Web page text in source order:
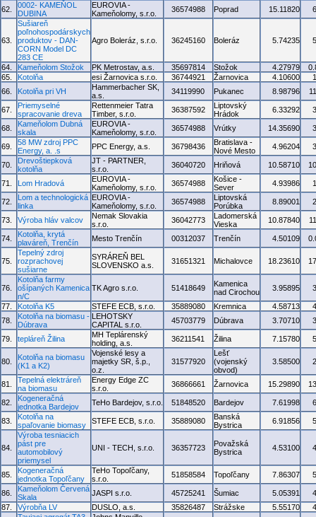
62.
0002- KAMEŇOL
DUBINA
EUROVIA -
Kameňolomy, s.r.o.
36574988 Poprad 15.11820
63.
Sušiareň
poľnohospodárskych
produktov - DAN-
CORN Model DC
283 CE
Agro Boleráz, s.r.o. 36245160 Boleráz 5.74235
64. Kameňolom Stožok PK Metrostav, a.s. 35697814 Stožok 4.27979
65.
Kotolňa esi Žarnovica s.r.o. 36744921 Žarnovica 4.10600
66.
Kotolňa pri VH
Hammerbacher SK,
a.s.
34119990 Pukanec 8.98796
67.
Priemyselné
spracovanie dreva
Rettenmeier Tatra
Timber, s.r.o.
36387592
Liptovský
Hrádok
6.33292
68.
Kameňolom Dubná
skala
EUROVIA -
Kameňolomy, s.r.o.
36574988 Vrútky 14.35690
69.
58 MW zdroj PPC
Energy, a. .s
PPC Energy, a.s. 36798436
Bratislava -
Nové Mesto
4.96204
70.
Drevoštiepková
kotolňa
JT - PARTNER,
s.r.o.
36040720 Hriňová 10.58710
71. Lom Hradová
EUROVIA -
Kameňolomy, s.r.o.
36574988
Košice -
Sever
4.93986
72.
Lom a technologická
linka
EUROVIA -
Kameňolomy, s.r.o.
36574988
Liptovská
Porúbka
8.89001
73. Výroba hláv valcov
Nemak Slovakia
s.r.o.
36042773
Ladomerská
Vieska
10.87840
74.
Kotolňa, krytá
plaváreň, Trenčín
Mesto Trenčín 00312037 Trenčín 4.50109
75.
Tepelný zdroj
rozprachovej
sušiarne
SYRÁREŇ BEL
SLOVENSKO a.s.
31651321 Michalovce 18.23610
76.
Kotolňa farmy
ošípaných Kamenica
n/C
TK Agro s.r.o. 51418649
Kamenica
nad Cirochou
3.95895
77. Kotolňa K5 STEFE ECB, s.r.o. 35889080 Kremnica 4.58713
78.
Kotolňa na biomasu -
Dúbrava
LEHOTSKY
CAPITAL s.r.o.
45703779 Dúbrava 3.70710
79. tepláreň Žilina
MH Teplárenský
holding, a.s.
36211541 Žilina 7.15780
80.
Kotolňa na biomasu
(K1 a K2)
Vojenské lesy a
majetky SR, š.p.,
o.z.
31577920
Lešť
(vojenský
obvod)
3.58500
81.
Tepelná elektráreň
na biomasu
Energy Edge ZC
s.r.o.
36866661 Žarnovica 15.29890
82.
Kogeneračná
jednotka Bardejov
TeHo Bardejov, s.r.o. 51848520 Bardejov 7.61998
83.
Kotolňa na
spaľovanie biomasy
STEFE ECB, s.r.o. 35889080
Banská
Bystrica
6.91856
84.
Výroba tesniacich
pást pre
automobilový
priemysel
UNI - TECH, s.r.o. 36357723
Považská
Bystrica
4.53100
85.
Kogeneračná
jednotka Topoľčany
TeHo Topoľčany,
s.r.o.
51858584 Topoľčany 7.86307
86.
Kameňolom Červená
Skala
JASPI s.r.o. 45725241 Šumiac 5.05391
87.
Výrobňa LV DUSLO, a.s. 35826487 Strážske 5.55170